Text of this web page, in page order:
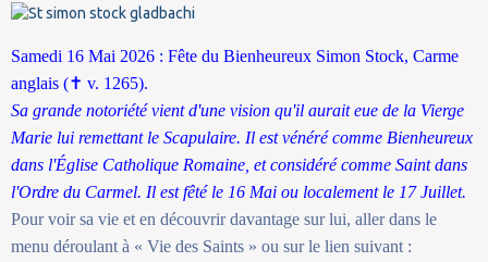
Samedi 16 Mai 2026 : Fête du Bienheureux Simon Stock, Carme
anglais (✝ v. 1265).
Sa grande notoriété vient d'une vision qu'il aurait eue de la Vierge
Marie lui remettant le Scapulaire. Il est vénéré comme Bienheureux
dans l'Église Catholique Romaine, et considéré comme Saint dans
l'Ordre du Carmel. Il est fêté le 16 Mai ou localement le 17 Juillet.
Pour voir sa vie et en découvrir davantage sur lui, aller dans le
menu déroulant à « Vie des Saints » ou sur le lien suivant :